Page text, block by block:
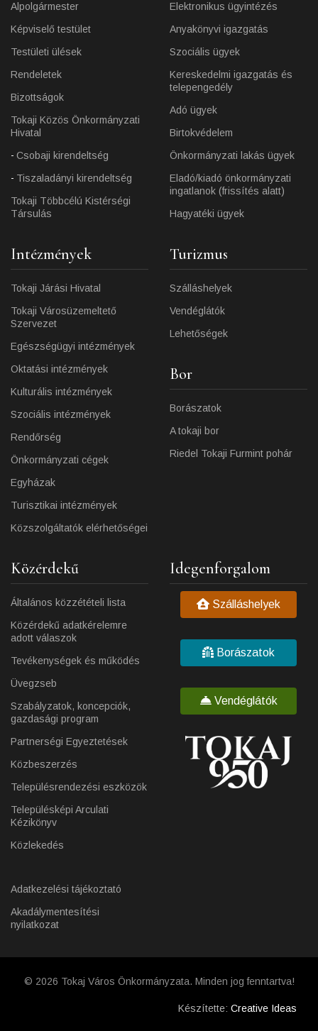
Alpolgármester
Képviselő testület
Testületi ülések
Rendeletek
Bizottságok
Tokaji Közös Önkormányzati
Hivatal
Csobaji kirendeltség
Tiszaladányi kirendeltség
Tokaji Többcélú Kistérségi
Társulás
Elektronikus ügyintézés
Anyakönyvi igazgatás
Szociális ügyek
Kereskedelmi igazgatás és
telepengedély
Adó ügyek
Birtokvédelem
Önkormányzati lakás ügyek
Eladó/kiadó önkormányzati
ingatlanok (frissítés alatt)
Hagyatéki ügyek
Intézmények
Tokaji Járási Hivatal
Tokaji Városüzemeltető
Szervezet
Egészségügyi intézmények
Oktatási intézmények
Kulturális intézmények
Szociális intézmények
Rendőrség
Önkormányzati cégek
Egyházak
Turisztikai intézmények
Közszolgáltatók elérhetőségei
Turizmus
Szálláshelyek
Vendéglátók
Lehetőségek
Bor
Borászatok
A tokaji bor
Riedel Tokaji Furmint pohár
Közérdekű
Általános közzétételi lista
Közérdekű adatkérelemre
adott válaszok
Tevékenységek és működés
Üvegzseb
Szabályzatok, koncepciók,
gazdasági program
Partnerségi Egyeztetések
Közbeszerzés
Településrendezési eszközök
Településképi Arculati
Kézikönyv
Közlekedés
Adatkezelési tájékoztató
Akadálymentesítési
nyilatkozat
Idegenforgalom
Szálláshelyek
Borászatok
Vendéglátók
© 2026 Tokaj Város Önkormányzata. Minden jog fenntartva!
Készítette: Creative Ideas